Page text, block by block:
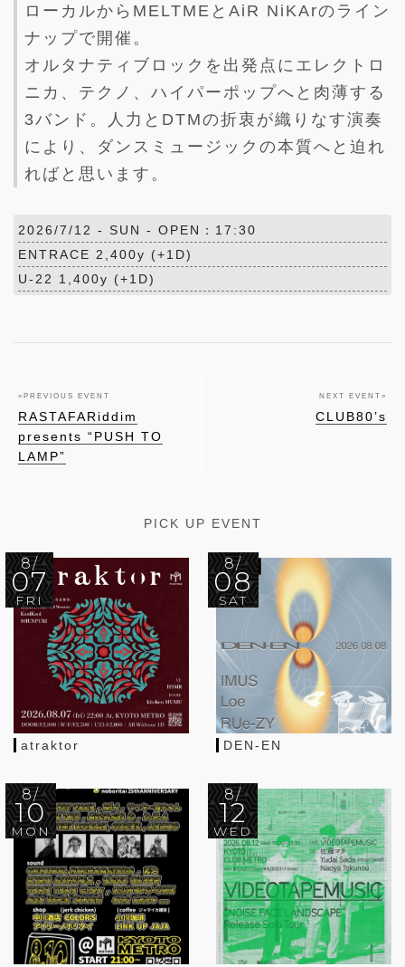
ローカルからMELTMEとAiR NiKArのライン
ナップで開催。
オルタナティブロックを出発点にエレクトロ
ニカ、テクノ、ハイパーポップへと肉薄する
3バンド。人力とDTMの折衷が織りなす演奏
により、ダンスミュージックの本質へと迫れ
ればと思います。
2026/7/12 - SUN - OPEN：17:30
ENTRACE 2,400y (+1D)
U-22 1,400y (+1D)
« PREVIOUS EVENT
RASTAFARiddim
presents “PUSH TO
LAMP”
NEXT EVENT »
CLUB80’s
PICK UP EVENT
8/
07
FRI
atraktor
8/
08
SAT
DEN-EN
8/
10
MON
8/
12
WED